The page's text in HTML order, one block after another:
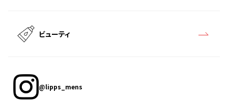
ビューティ
@lipps_mens